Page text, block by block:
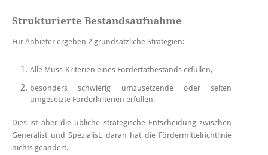
Strukturierte Bestandsaufnahme
Für Anbieter ergeben 2 grundsätzliche Strategien:
Alle Muss-Kriterien eines Fördertatbestands erfüllen,
besonders schwierig umzusetzende oder selten
umgesetzte Förderkriterien erfüllen.
Dies ist aber die übliche strategische Entscheidung zwischen
Generalist und Spezialist, daran hat die Fördermittelrichtlinie
nichts geändert.